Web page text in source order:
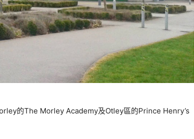
的The Morley Academy及Otley區的Prince Henry’s